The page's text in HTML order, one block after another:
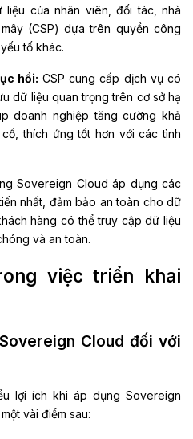
của nhân viên, đối tác, nhà
(CSP) dựa trên quyền công
tố khác.
hồi: CSP cung cấp dịch vụ có
dữ liệu quan trọng trên cơ sở hạ
doanh nghiệp tăng cường khả
thích ứng tốt hơn với các tình
Sovereign Cloud áp dụng các
nhất, đảm bảo an toàn cho dữ
hàng có thể truy cập dữ liệu
và an toàn.
việc triển khai
Cloud đối với
lợi ích khi áp dụng Sovereign
vài điểm sau: